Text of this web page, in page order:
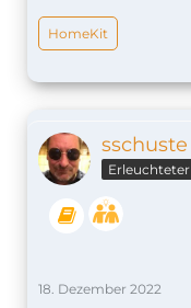
HomeKit
sschuste
Erleuchteter
18. Dezember 2022